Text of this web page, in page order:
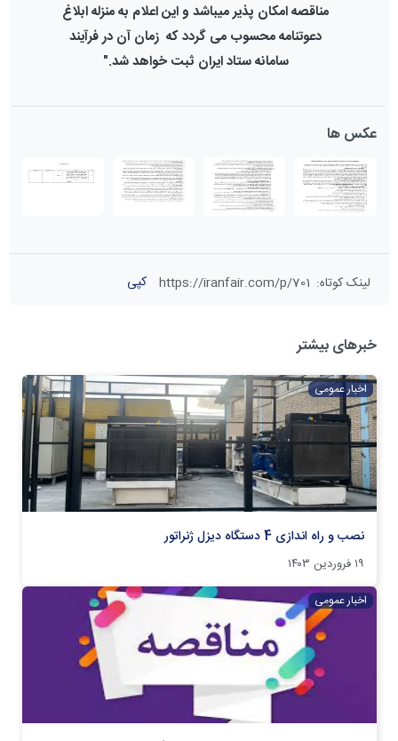
مناقصه امکان پذیر مي‏باشد و این اعلام به منزله ابلاغ
دعوتنامه محسوب می گردد که زمان آن در فرآیند
سامانه ستاد ایران ثبت خواهد شد."
عکس ها
لینک کوتاه:
https://iranfair.com/p/701 کپی
خبرهای بیشتر
اخبار عمومی
نصب و راه اندازی 4 دستگاه دیزل ژنراتور
۱۹ فروردین ۱۴۰۳
اخبار عمومی